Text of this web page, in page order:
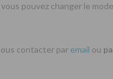
pouvez changer le
contacter par email ou